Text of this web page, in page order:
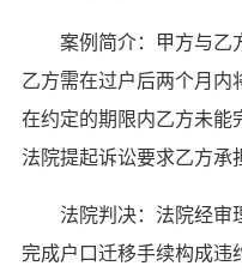
案例简介：甲方与乙
乙方需在过户后两个月内
在约定的期限内乙方未能
法院提起诉讼要求乙方承
法院判决：法院经审
完成户口迁移手续构成违